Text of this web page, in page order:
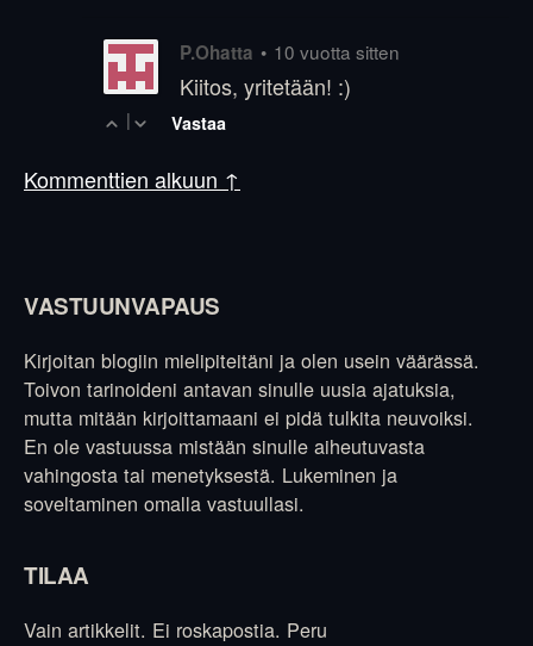
P.Ohatta • 10 vuotta sitten
Kiitos, yritetään! :)
| Vastaa
Kommenttien alkuun ↑
VASTUUNVAPAUS
Kirjoitan blogiin mielipiteitäni ja olen usein väärässä.
Toivon tarinoideni antavan sinulle uusia ajatuksia,
mutta mitään kirjoittamaani ei pidä tulkita neuvoiksi.
En ole vastuussa mistään sinulle aiheutuvasta
vahingosta tai menetyksestä. Lukeminen ja
soveltaminen omalla vastuullasi.
TILAA
Vain artikkelit. Ei roskapostia. Peru